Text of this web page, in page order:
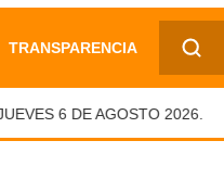
TRANSPARENCIA
✕
6 DE AGOSTO 2026.